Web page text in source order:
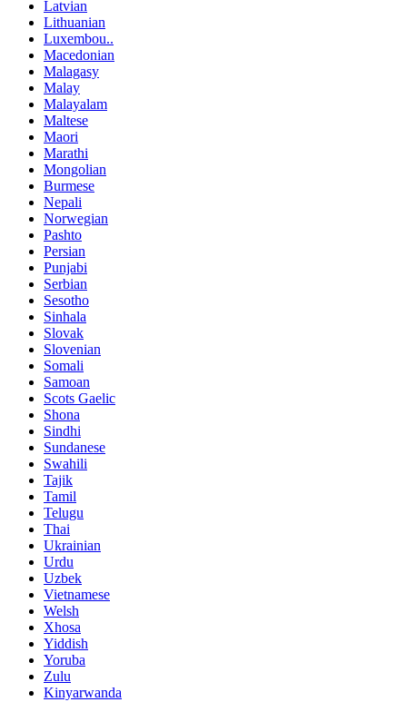
Latvian
Lithuanian
Luxembou..
Macedonian
Malagasy
Malay
Malayalam
Maltese
Maori
Marathi
Mongolian
Burmese
Nepali
Norwegian
Pashto
Persian
Punjabi
Serbian
Sesotho
Sinhala
Slovak
Slovenian
Somali
Samoan
Scots Gaelic
Shona
Sindhi
Sundanese
Swahili
Tajik
Tamil
Telugu
Thai
Ukrainian
Urdu
Uzbek
Vietnamese
Welsh
Xhosa
Yiddish
Yoruba
Zulu
Kinyarwanda